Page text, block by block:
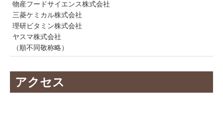
物産フードサイエンス株式会社
三菱ケミカル株式会社
理研ビタミン株式会社
ヤスマ株式会社
（順不同敬称略）
アクセス